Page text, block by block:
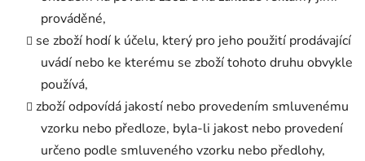
prováděné,
se zboží hodí k účelu, který pro jeho použití prodávající
uvádí nebo ke kterému se zboží tohoto druhu obvykle
používá,
zboží odpovídá jakostí nebo provedením smluvenému
vzorku nebo předloze, byla-li jakost nebo provedení
určeno podle smluveného vzorku nebo předlohy,